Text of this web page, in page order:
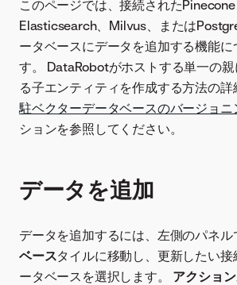
このページでは、接続されたPinecone
Elasticsearch、Milvus、または
ータベースにデータを追加する機能に
す。 DataRobotがホストする単一の
る子エンティティを作成する方法の
駐ベクターデータベースのバージョニ
ションを参照してください。
データを追加
データを追加するには、左側のパネル
ベースタイルに移動し、更新したい
ータベースを選択します。 アクショ